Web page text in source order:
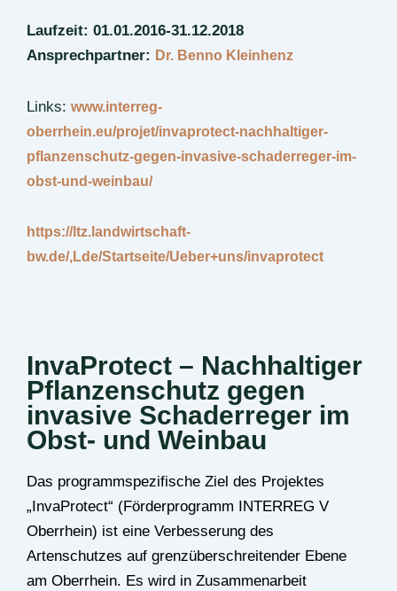
Laufzeit: 01.01.2016-31.12.2018
Ansprechpartner: Dr. Benno Kleinhenz
Links: www.interreg-
oberrhein.eu/projet/invaprotect-nachhaltiger-
pflanzenschutz-gegen-invasive-schaderreger-im-
obst-und-weinbau/
https://ltz.landwirtschaft-
bw.de/,Lde/Startseite/Ueber+uns/invaprotect
InvaProtect – Nachhaltiger
Pflanzenschutz gegen
invasive Schaderreger im
Obst- und Weinbau
Das programmspezifische Ziel des Projektes
„InvaProtect“ (Förderprogramm INTERREG V
Oberrhein) ist eine Verbesserung des
Artenschutzes auf grenzüberschreitender Ebene
am Oberrhein. Es wird in Zusammenarbeit